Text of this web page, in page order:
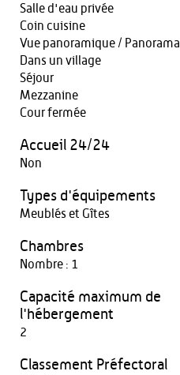
Salle d'eau privée
Coin cuisine
Vue panoramique / Panorama
Dans un village
Séjour
Mezzanine
Cour fermée
Accueil 24/24
Non
Types d'équipements
Meublés et Gîtes
Chambres
Nombre : 1
Capacité maximum de
l'hébergement
2
Classement Préfectoral